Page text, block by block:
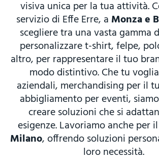
visiva unica per la tua attività.
servizio di Effe Erre, a Monza e
scegliere tra una vasta gamma
personalizzare t-shirt, felpe,
altro, per rappresentare il tuo
modo distintivo. Che tu
aziendali, merchandising per il
abbigliamento per eventi,
creare soluzioni che si
esigenze. Lavoriamo anche per il
Milano, offrendo soluzioni
loro necessità.